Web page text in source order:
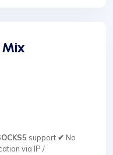
support ✔ No
via IP /